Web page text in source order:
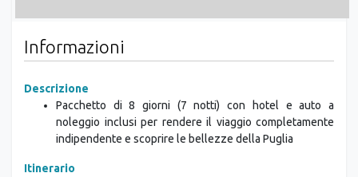
Informazioni
Descrizione
Pacchetto di 8 giorni (7 notti) con hotel e auto a
noleggio inclusi per rendere il viaggio completamente
indipendente e scoprire le bellezze della Puglia
Itinerario